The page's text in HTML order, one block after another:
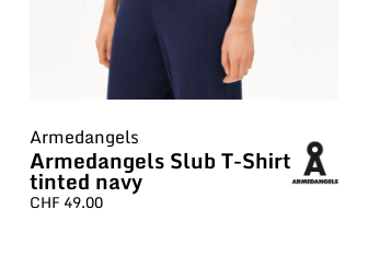
Armedangels
Armedangels Slub T-Shirt
tinted navy
CHF 49.00